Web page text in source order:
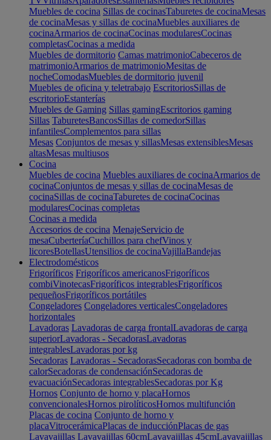
Muebles de cocina Sillas de cocinasTaburetes de cocinaMesas
de cocinaMesas y sillas de cocinaMuebles auxiliares de
cocinaArmarios de cocinaCocinas modularesCocinas
completasCocinas a medida
Muebles de dormitorio Camas matrimonioCabeceros de
matrimonioArmarios de matrimonioMesitas de
nocheComodasMuebles de dormitorio juvenil
Muebles de oficina y teletrabajo EscritoriosSillas de
escritorioEstanterías
Muebles de Gaming Sillas gamingEscritorios gaming
Sillas TaburetesBancosSillas de comedorSillas
infantilesComplementos para sillas
Mesas Conjuntos de mesas y sillasMesas extensiblesMesas
altasMesas multiusos
Cocina
Muebles de cocina Muebles auxiliares de cocinaArmarios de
cocinaConjuntos de mesas y sillas de cocinaMesas de
cocinaSillas de cocinaTaburetes de cocinaCocinas
modularesCocinas completas
Cocinas a medida
Accesorios de cocina MenajeServicio de
mesaCuberteríaCuchillos para chefVinos y
licoresBotellasUtensilios de cocinaVajillaBandejas
Electrodomésticos
Frigoríficos Frigoríficos americanosFrigoríficos
combiVinotecasFrigoríficos integrablesFrigoríficos
pequeñosFrigoríficos portátiles
Congeladores Congeladores verticalesCongeladores
horizontales
Lavadoras Lavadoras de carga frontalLavadoras de carga
superiorLavadoras - SecadorasLavadoras
integrablesLavadoras por kg
Secadoras Lavadoras - SecadorasSecadoras con bomba de
calorSecadoras de condensaciónSecadoras de
evacuaciónSecadoras integrablesSecadoras por Kg
Hornos Conjunto de horno y placaHornos
convencionalesHornos pirolíticosHornos multifunción
Placas de cocina Conjunto de horno y
placaVitrocerámicaPlacas de inducciónPlacas de gas
Lavavajillas Lavavajillas 60cmLavavajillas 45cmLavavajillas